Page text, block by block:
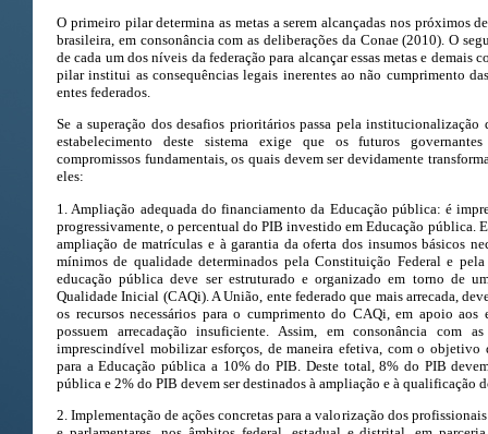
O primeiro pilar determina as metas a serem alcançadas nos próximos
brasileira, em consonância com as deliberações da Conae (2010). O
de cada um dos níveis da federação para alcançar essas metas e demais
pilar institui as consequências legais inerentes ao não cumprimento
entes federados.
Se a superação dos desafios prioritários passa pela
estabelecimento deste sistema exige que os futuros
compromissos fundamentais, os quais devem ser devidamente
eles:
1. Ampliação adequada do financiamento da Educação pública: é
progressivamente, o percentual do PIB investido em Educação pública.
ampliação de matrículas e à garantia da oferta dos insumos básicos
mínimos de qualidade determinados pela Constituição Federal e
educação pública deve ser estruturado e organizado em torno de
Qualidade Inicial (CAQi). A União, ente federado que mais arrecada,
os recursos necessários para o cumprimento do CAQi, em apoio aos
possuem arrecadação insuficiente. Assim, em consonância com
imprescindível mobilizar esforços, de maneira efetiva, com o objetivo
para a Educação pública a 10% do PIB. Deste total, 8% do PIB
pública e 2% do PIB devem ser destinados à ampliação e à qualificação
2. Implementação de ações concretas para a valorização dos